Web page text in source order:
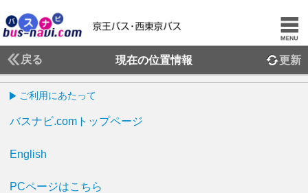
戻る 現在の位置情報 更新
ご利用にあたって
バスナビ.comトップページ
English
PCページはこちら